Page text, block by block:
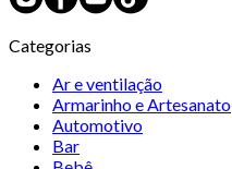
Categorias
Ar e ventilação
Armarinho e Artesanato
Automotivo
Bar